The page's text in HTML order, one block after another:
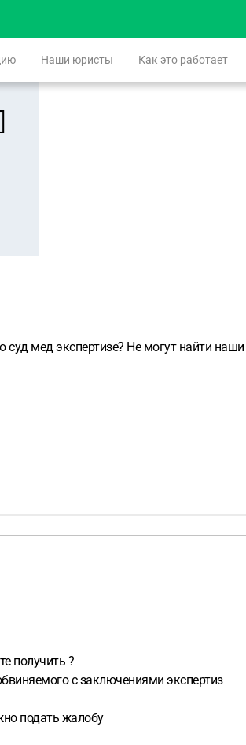
Наши юристы Как это работает
суд мед экспертизе? Не могут найти
получить ?
с заключениями экспертиз
подать жалобу